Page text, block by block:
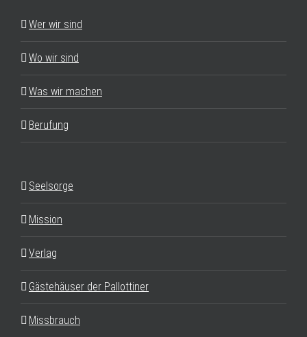
Wer wir sind
Wo wir sind
Was wir machen
Berufung
Seelsorge
Mission
Verlag
Gästehäuser der Pallottiner
Missbrauch